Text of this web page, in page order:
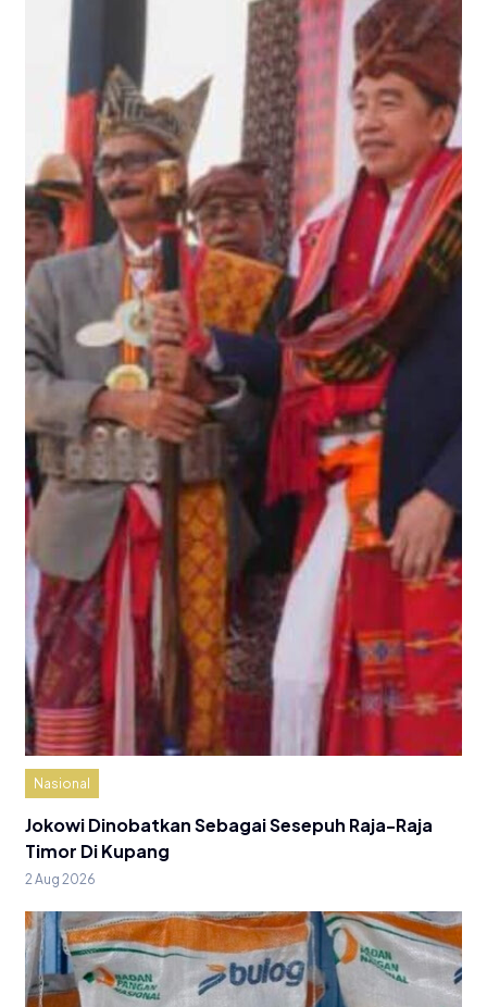
Nasional
Jokowi Dinobatkan Sebagai Sesepuh Raja-Raja
Timor Di Kupang
2 Aug 2026